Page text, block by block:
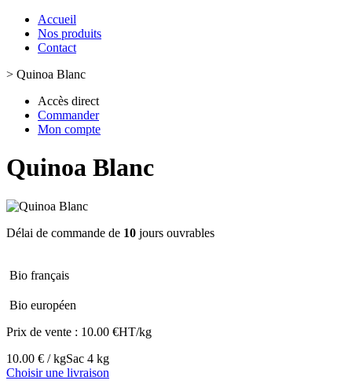
Accueil
Nos produits
Contact
> Quinoa Blanc
Accès direct
Commander
Mon compte
Quinoa Blanc
Délai de commande de 10 jours ouvrables
Bio français
Bio européen
Prix de vente : 10.00 €HT/kg
10.00 € / kgSac 4 kg
Choisir une livraison